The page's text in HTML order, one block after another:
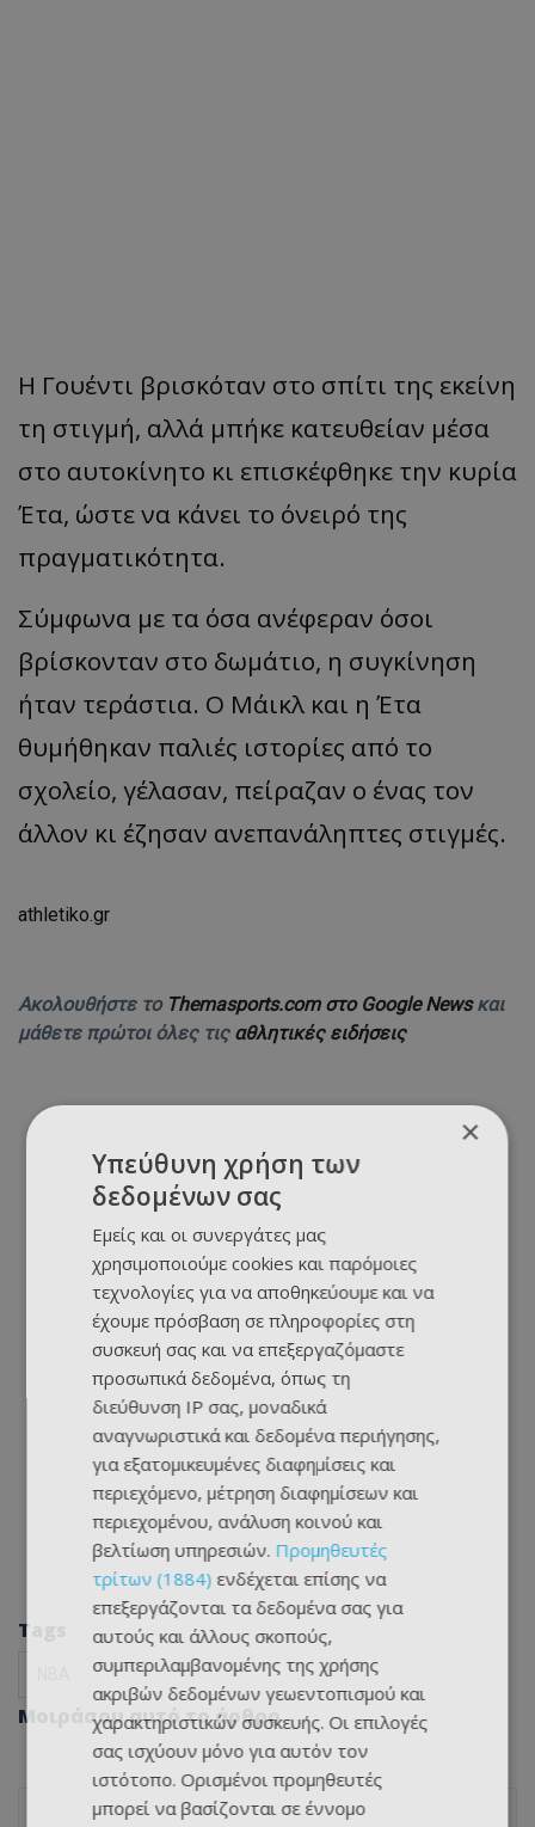
Η Γουέντι βρισκόταν στο σπίτι της εκείνη
τη στιγμή, αλλά μπήκε κατευθείαν μέσα
στο αυτοκίνητο κι επισκέφθηκε την κυρία
Έτα, ώστε να κάνει το όνειρό της
πραγματικότητα.
Σύμφωνα με τα όσα ανέφεραν όσοι
βρίσκονταν στο δωμάτιο, η συγκίνηση
ήταν τεράστια. Ο Μάικλ και η Έτα
θυμήθηκαν παλιές ιστορίες από το
σχολείο, γέλασαν, πείραζαν ο ένας τον
άλλον κι έζησαν ανεπανάληπτες στιγμές.
athletiko.gr
Ακολουθήστε το Themasports.com στο Google Newsκαι
μάθετε πρώτοι όλες τις αθλητικές ειδήσεις
Tags
Μοιράσου αυτό το άρθρο
×
Υπεύθυνη χρήση των
δεδομένων σας
Εμείς και οι συνεργάτες μας
χρησιμοποιούμε cookies και παρόμοιες
τεχνολογίες για να αποθηκεύουμε και να
έχουμε πρόσβαση σε πληροφορίες στη
συσκευή σας και να επεξεργαζόμαστε
προσωπικά δεδομένα, όπως τη
διεύθυνση IP σας, μοναδικά
αναγνωριστικά και δεδομένα περιήγησης,
για εξατομικευμένες διαφημίσεις και
περιεχόμενο, μέτρηση διαφημίσεων και
περιεχομένου, ανάλυση κοινού και
βελτίωση υπηρεσιών. Προμηθευτές
τρίτων (1884) ενδέχεται επίσης να
επεξεργάζονται τα δεδομένα σας για
αυτούς και άλλους σκοπούς,
συμπεριλαμβανομένης της χρήσης
ακριβών δεδομένων γεωεντοπισμού και
χαρακτηριστικών συσκευής. Οι επιλογές
σας ισχύουν μόνο για αυτόν τον
ιστότοπο. Ορισμένοι προμηθευτές
μπορεί να βασίζονται σε έννομο